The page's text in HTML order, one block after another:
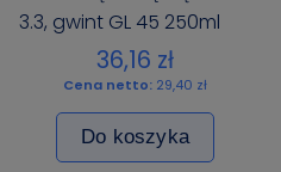
3.3, gwint GL 45 250ml
36,16 zł
Cena netto: 29,40 zł
Do koszyka